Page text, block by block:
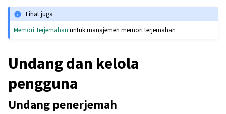
Lihat juga
Memori Terjemahan untuk manajemen memori terjemahan
Undang dan kelola
pengguna
Undang penerjemah